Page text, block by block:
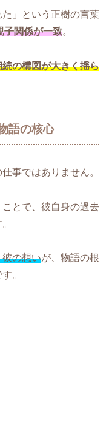
た」という正樹の言葉
子関係が一致。
の構図が大きく揺ら
語の核心
事ではありません。
とで、彼自身の過去
彼の想いが、物語の根
。